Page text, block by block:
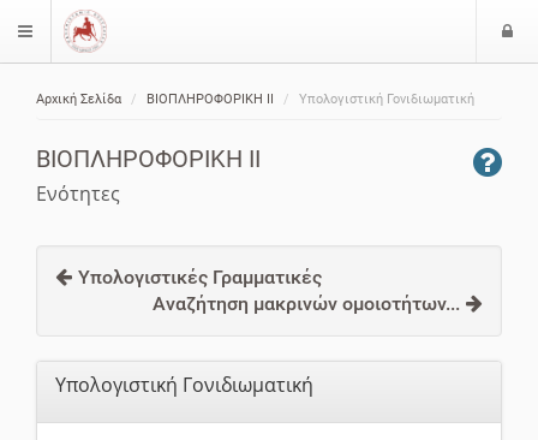
$langMenu
Αρχική Σελίδα ΒΙΟΠΛΗΡΟΦΟΡΙΚΗ ΙΙ Υπολογιστική Γονιδιωματική
ΒΙΟΠΛΗΡΟΦΟΡΙΚΗ ΙΙ
Ενότητες
Υπολογιστικές Γραμματικές
Αναζήτηση μακρινών ομοιοτήτων...
Υπολογιστική Γονιδιωματική